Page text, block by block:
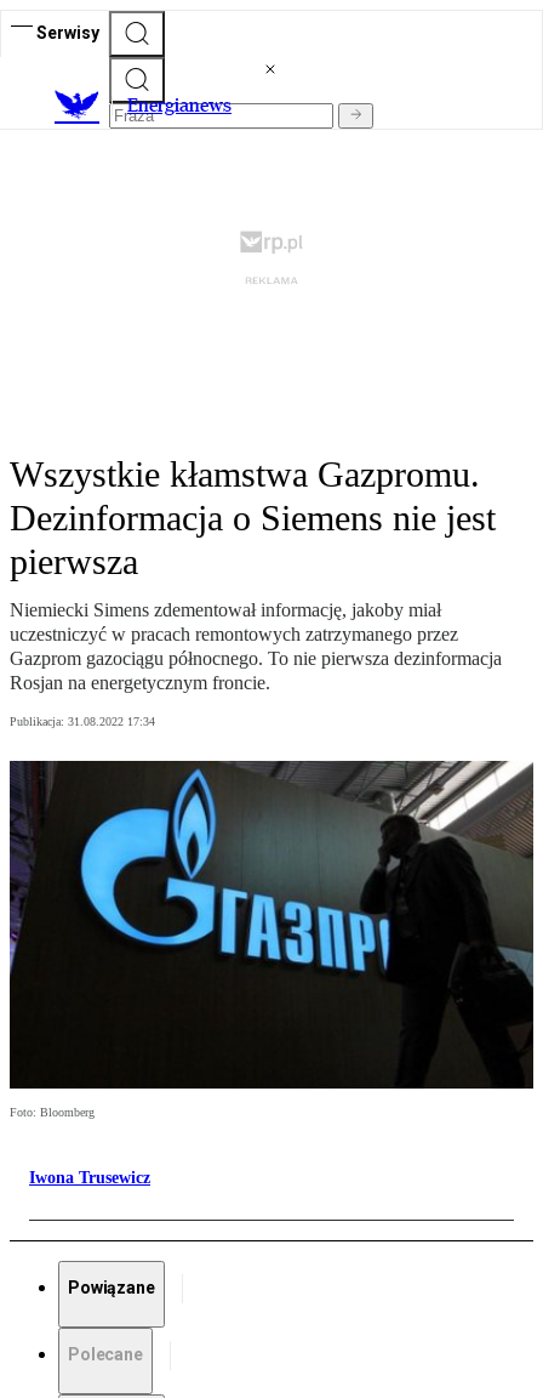
Serwisy
Energianews
Wszystkie kłamstwa Gazpromu.
Dezinformacja o Siemens nie jest
pierwsza
Niemiecki Simens zdementował informację, jakoby miał
uczestniczyć w pracach remontowych zatrzymanego przez
Gazprom gazociągu północnego. To nie pierwsza dezinformacja
Rosjan na energetycznym froncie.
Publikacja: 31.08.2022 17:34
Foto: Bloomberg
Iwona Trusewicz
Powiązane
Polecane